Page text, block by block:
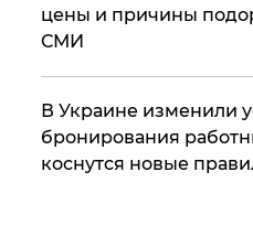
цены и причины
СМИ
В Украине изменили
бронирования
коснутся новые